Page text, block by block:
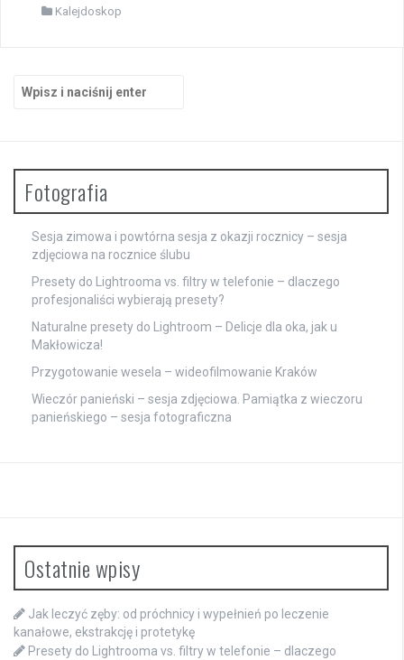
Kalejdoskop
Szukaj:
Fotografia
Sesja zimowa i powtórna sesja z okazji rocznicy – sesja
zdjęciowa na rocznice ślubu
Presety do Lightrooma vs. filtry w telefonie – dlaczego
profesjonaliści wybierają presety?
Naturalne presety do Lightroom – Delicje dla oka, jak u
Makłowicza!
Przygotowanie wesela – wideofilmowanie Kraków
Wieczór panieński – sesja zdjęciowa. Pamiątka z wieczoru
panieńskiego – sesja fotograficzna
Ostatnie wpisy
Jak leczyć zęby: od próchnicy i wypełnień po leczenie
kanałowe, ekstrakcję i protetykę
Presety do Lightrooma vs. filtry w telefonie – dlaczego